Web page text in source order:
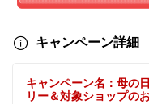
キャンペーン詳細
キャンペーン名：母の
リー＆対象ショップの